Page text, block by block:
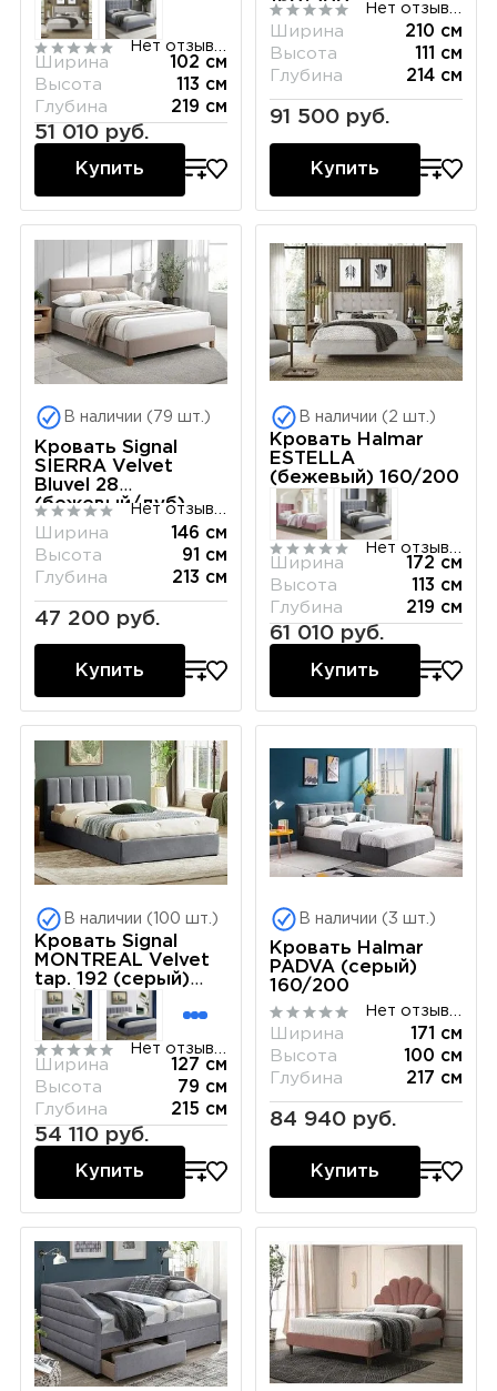
Ширина
102 см
Высота
113 см
Глубина
219 см
51 010 руб.
Купить
160/200
Ширина
210 см
Высота
111 см
Глубина
214 см
91 500 руб.
Купить
В наличии (79 шт.)
Кровать Signal
SIERRA Velvet
Bluvel 28
(бежевый/дуб)
140/200
Нет отзывов
Ширина
146 см
Высота
91 см
Глубина
213 см
47 200 руб.
Купить
В наличии (2 шт.)
Кровать Halmar
ESTELLA
(бежевый) 160/200
Ширина
172 см
Высота
113 см
Глубина
219 см
61 010 руб.
Купить
В наличии (100 шт.)
Кровать Signal
MONTREAL Velvet
tap. 192 (серый)
120/200
Ширина
127 см
Высота
79 см
Глубина
215 см
54 110 руб.
Купить
В наличии (3 шт.)
Кровать Halmar
PADVA (серый)
160/200
Ширина
171 см
Высота
100 см
Глубина
217 см
84 940 руб.
Купить